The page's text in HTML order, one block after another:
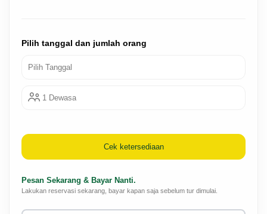
Pilih tanggal dan jumlah orang
Pilih Tanggal
1 Dewasa
Cek ketersediaan
Pesan Sekarang & Bayar Nanti.
Lakukan reservasi sekarang, bayar kapan saja sebelum tur dimulai.